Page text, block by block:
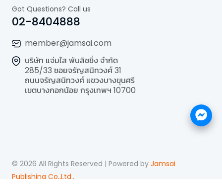
Got Questions? Call us
02-8404888
member@jamsai.com
บริษัท แจ่มใส พับลิชชิ่ง จำกัด
285/33 ซอยจรัญสนิทวงศ์ 31
ถนนจรัญสนิทวงศ์ แขวงบางขุนศรี
เขตบางกอกน้อย กรุงเทพฯ 10700
© 2026 All Rights Reserved | Powered by Jamsai
Publishing Co.,Ltd..